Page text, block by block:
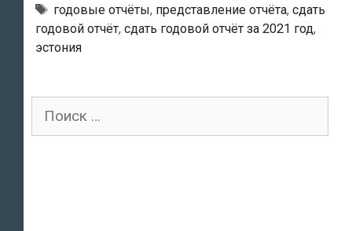
не
подала
эстонских
Тэги
годовые отчёты, представление отчёта, сдать
годовой отчёт, сдать годовой отчёт за 2021 год,
эстония
Поиск